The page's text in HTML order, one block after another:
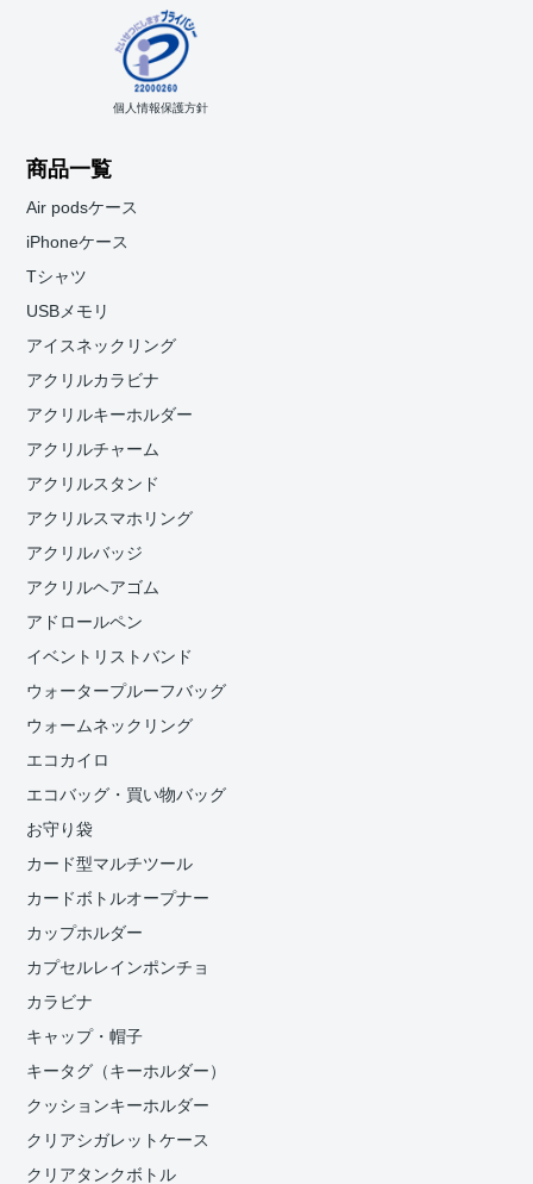
個人情報保護方針
商品一覧
Air podsケース
iPhoneケース
Tシャツ
USBメモリ
アイスネックリング
アクリルカラビナ
アクリルキーホルダー
アクリルチャーム
アクリルスタンド
アクリルスマホリング
アクリルバッジ
アクリルヘアゴム
アドロールペン
イベントリストバンド
ウォータープルーフバッグ
ウォームネックリング
エコカイロ
エコバッグ・買い物バッグ
お守り袋
カード型マルチツール
カードボトルオープナー
カップホルダー
カプセルレインポンチョ
カラビナ
キャップ・帽子
キータグ（キーホルダー）
クッションキーホルダー
クリアシガレットケース
クリアタンクボトル